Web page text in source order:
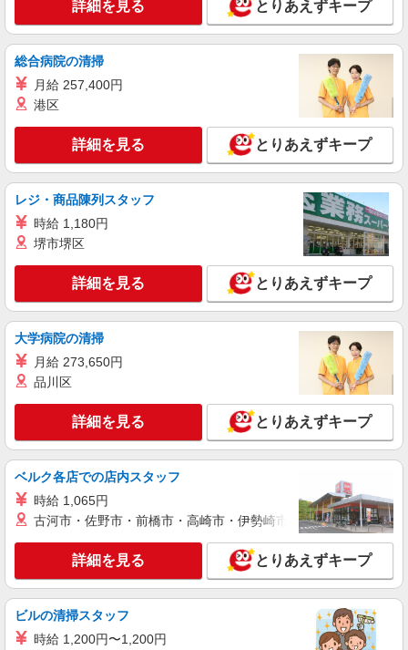
時給1400円〜1450円（経験・能力による） ※
残業代支給 ★交通費別途支給（規定あり） ゜
ィブ支給(規定有) ★月2回払い・週払い可能（規程
有）★ ゜・。○。・゜+゜・。○。・゜+゜
広島県広島市中区の家電量販店
詳細を見る
紹介予定派遣
株式会社シエロ
【楽天モバイル】の店舗スタッフ
時給1650円〜1850円（経験・能力による） ※
残業代支給 ★交通費別途支給（規定あり） ゜
+゜・。○。・゜+゜・。○。・゜+゜ 入社祝い金10
ィブ支給(規定有) ★月2回払い・週払い可能（規程
有）★ ゜・。○。・゜+゜・。○。・゜+゜
広島県広島市中区の楽天モバイルショップ
キープ 詳細を見る
派遣社員
株式会社シエロ
【楽天モバイル】の携帯販売スタッフ
月給：245250円〜319150円 ＋賞与年2回＋イ
★交通費別途支給（規定あり） ゜+゜・。○。・゜
+゜・。○。・゜+゜ 入社祝い金10万円支給(規定
有) お友達を紹介頂くと, インセンティブ支給(規定
広島県広島市中区の楽天モバイルショップ
キープ 詳細を見る
派遣社員
株式会社シエロ
人気機種に詳しくなれる携帯販売【au】
月給259200円〜300000円（経験・能力によ
る） ※研修期間6か月・時給1500円〜 ※残業代支
給 ★交通費別途支給（規定あり） ゜+゜・。
○。・゜+゜・。○。・゜+゜ 入社祝い金10万円支
給(規定有) お友達を紹介頂くと, インセンティブ支
詳細を見る
詳細を見る とりあえずキープ
総合病院の清掃
月給 257,400円
港区
詳細を見る とりあえずキープ
レジ・商品陳列スタッフ
時給 1,180円
堺市堺区
詳細を見る とりあえずキープ
大学病院の清掃
月給 273,650円
品川区
詳細を見る とりあえずキープ
ベルク各店での店内スタッフ
時給 1,065円
古河市・佐野市・前橋市・高崎市・伊勢崎市・太田市・館林市
詳細を見る とりあえずキープ
ビルの清掃スタッフ
時給 1,200円〜1,200円